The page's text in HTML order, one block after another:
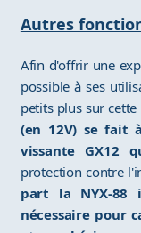
Autres
Afin d'offrir une
possible à ses
petits plus sur
(en 12V) se fait
vissante GX12
protection contre
part la NYX-88
nécessaire pour